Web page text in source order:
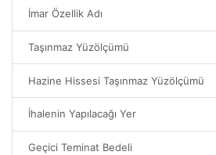
İmar Özellik Adı
Taşınmaz Yüzölçümü
Hazine Hissesi Taşınmaz Yüzölçümü
İhalenin Yapılacağı Yer
Geçici Teminat Bedeli